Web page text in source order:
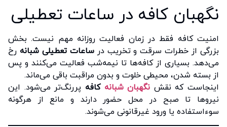
نگهبان کافه در ساعات تعطیلی
امنیت کافه فقط در زمان فعالیت روزانه مهم نیست. بخش
بزرگی از خطرات سرقت و تخریب درساعات تعطیلی شبانه رخ
می‌دهد. بسیاری از کافه‌ها تا نیمه‌شب فعالیت می‌کنند و پس
از بسته شدن، محیطی خلوت و بدون مراقبت باقی می‌ماند.
اینجاست که نقش نگهبان شبانه کافه پررنگ‌تر می‌شود. این
نیروها تا صبح در محل حضور دارند و مانع از هرگونه
سوءاستفاده یا ورود غیرقانونی می‌شوند.